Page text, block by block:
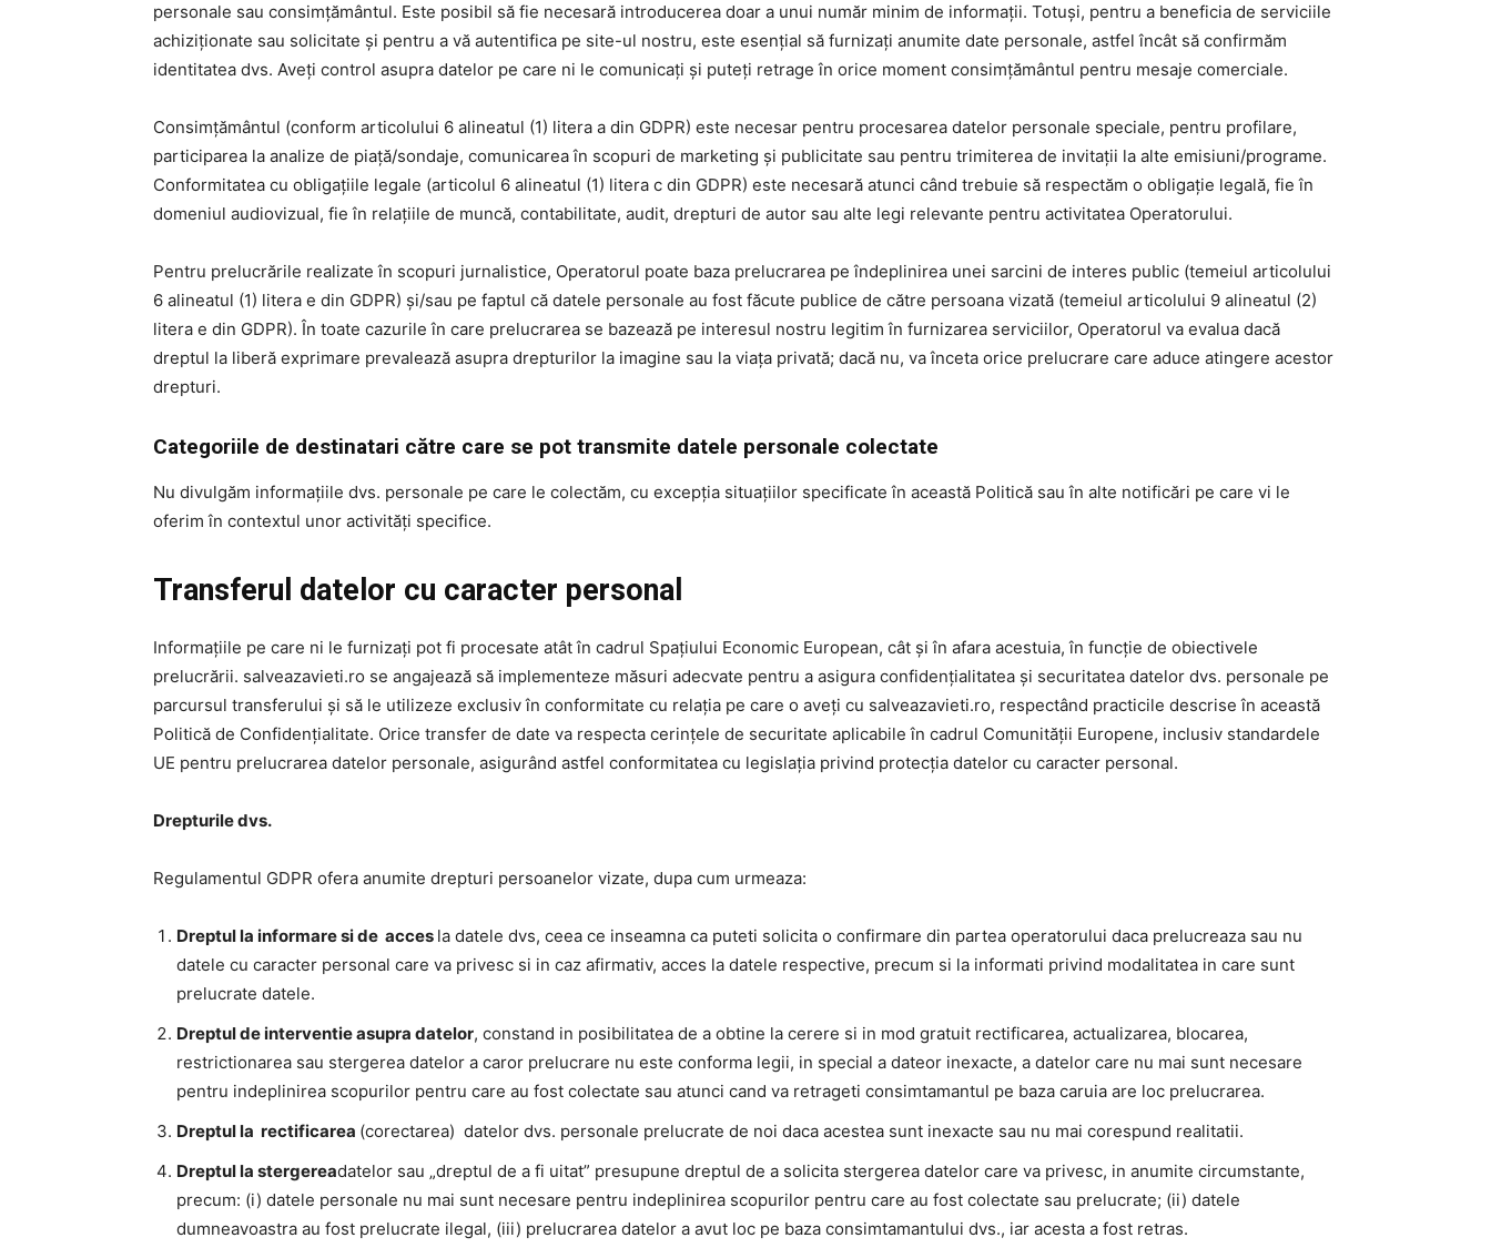
personale sau consimțământul. Este posibil să fie necesară introducerea doar a unui număr minim de informații. Totuși, pentru a beneficia de serviciile
achiziționate sau solicitate și pentru a vă autentifica pe site-ul nostru, este esențial să furnizați anumite date personale, astfel încât să confirmăm
identitatea dvs. Aveți control asupra datelor pe care ni le comunicați și puteți retrage în orice moment consimțământul pentru mesaje comerciale.
Consimțământul (conform articolului 6 alineatul (1) litera a din GDPR) este necesar pentru procesarea datelor personale speciale, pentru profilare,
participarea la analize de piață/sondaje, comunicarea în scopuri de marketing și publicitate sau pentru trimiterea de invitații la alte emisiuni/programe.
Conformitatea cu obligațiile legale (articolul 6 alineatul (1) litera c din GDPR) este necesară atunci când trebuie să respectăm o obligație legală, fie în
domeniul audiovizual, fie în relațiile de muncă, contabilitate, audit, drepturi de autor sau alte legi relevante pentru activitatea Operatorului.
Pentru prelucrările realizate în scopuri jurnalistice, Operatorul poate baza prelucrarea pe îndeplinirea unei sarcini de interes public (temeiul articolului
6 alineatul (1) litera e din GDPR) și/sau pe faptul că datele personale au fost făcute publice de către persoana vizată (temeiul articolului 9 alineatul (2)
litera e din GDPR). În toate cazurile în care prelucrarea se bazează pe interesul nostru legitim în furnizarea serviciilor, Operatorul va evalua dacă
dreptul la liberă exprimare prevalează asupra drepturilor la imagine sau la viața privată; dacă nu, va înceta orice prelucrare care aduce atingere acestor
drepturi.
Categoriile de destinatari către care se pot transmite datele personale colectate
Nu divulgăm informațiile dvs. personale pe care le colectăm, cu excepția situațiilor specificate în această Politică sau în alte notificări pe care vi le
oferim în contextul unor activități specifice.
Transferul datelor cu caracter personal
Informațiile pe care ni le furnizați pot fi procesate atât în cadrul Spațiului Economic European, cât și în afara acestuia, în funcție de obiectivele
prelucrării. salveazavieti.ro se angajează să implementeze măsuri adecvate pentru a asigura confidențialitatea și securitatea datelor dvs. personale pe
parcursul transferului și să le utilizeze exclusiv în conformitate cu relația pe care o aveți cu salveazavieti.ro, respectând practicile descrise în această
Politică de Confidențialitate. Orice transfer de date va respecta cerințele de securitate aplicabile în cadrul Comunității Europene, inclusiv standardele
UE pentru prelucrarea datelor personale, asigurând astfel conformitatea cu legislația privind protecția datelor cu caracter personal.
Drepturile dvs.
Regulamentul GDPR ofera anumite drepturi persoanelor vizate, dupa cum urmeaza:
Dreptul la informare si de acces la datele dvs, ceea ce inseamna ca puteti solicita o confirmare din partea operatorului daca prelucreaza sau nu
datele cu caracter personal care va privesc si in caz afirmativ, acces la datele respective, precum si la informati privind modalitatea in care sunt
prelucrate datele.
Dreptul de interventie asupra datelor, constand in posibilitatea de a obtine la cerere si in mod gratuit rectificarea, actualizarea, blocarea,
restrictionarea sau stergerea datelor a caror prelucrare nu este conforma legii, in special a dateor inexacte, a datelor care nu mai sunt necesare
pentru indeplinirea scopurilor pentru care au fost colectate sau atunci cand va retrageti consimtamantul pe baza caruia are loc prelucrarea.
Dreptul la rectificarea (corectarea) datelor dvs. personale prelucrate de noi daca acestea sunt inexacte sau nu mai corespund realitatii.
Dreptul la stergereadatelor sau „dreptul de a fi uitat” presupune dreptul de a solicita stergerea datelor care va privesc, in anumite circumstante,
precum: (i) datele personale nu mai sunt necesare pentru indeplinirea scopurilor pentru care au fost colectate sau prelucrate; (ii) datele
dumneavoastra au fost prelucrate ilegal, (iii) prelucrarea datelor a avut loc pe baza consimtamantului dvs., iar acesta a fost retras.